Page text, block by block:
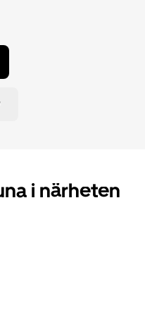
i närheten